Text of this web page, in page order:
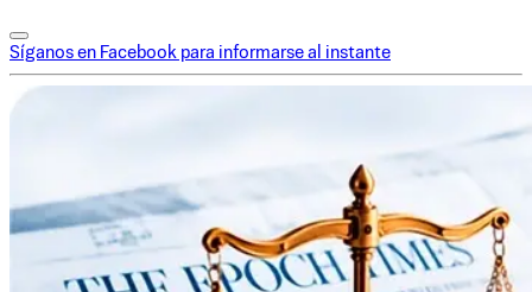
Síganos en Facebook para informarse al instante